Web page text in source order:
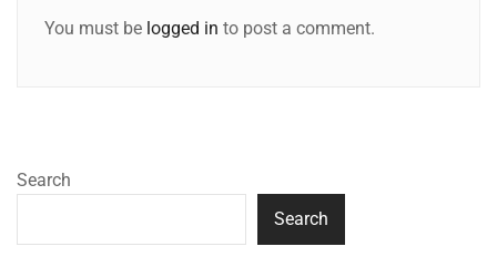
You must be logged in to post a comment.
Search
Search